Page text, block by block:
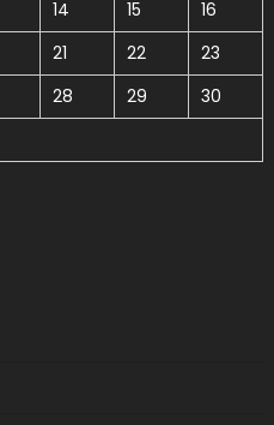
14 15
16
21 22
23
28 29
30